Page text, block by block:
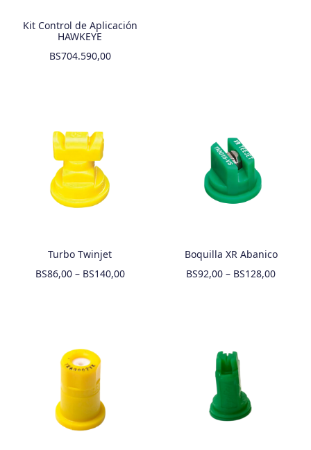
Kit Control de Aplicación
HAWKEYE
BS704.590,00
Turbo Twinjet
BS86,00– BS140,00
Boquilla XR Abanico
BS92,00 – BS128,00